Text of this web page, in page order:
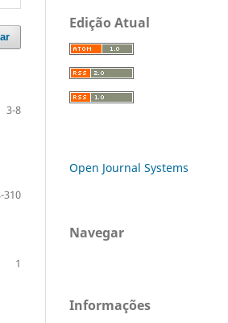
3-8
310
1
Edição Atual
Open Journal Systems
Navegar
Informações